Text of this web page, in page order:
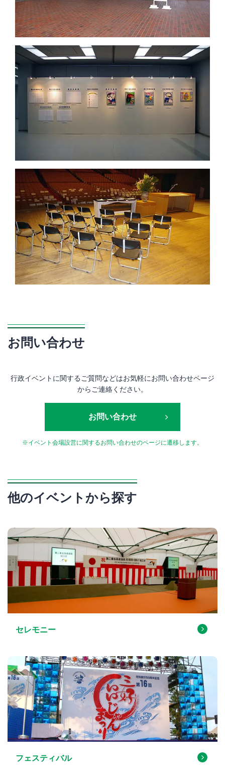
お問い合わせ
行政イベントに関するご質問などはお気軽にお問い合わせページ
からご連絡ください。
お問い合わせ
※イベント会場設営に関するお問い合わせのページに遷移します。
他のイベントから探す
セレモニー
フェスティバル